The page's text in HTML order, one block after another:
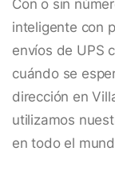
Con o sin
inteligente con
envíos de UPS
cuándo se
dirección en
utilizamos
en todo el